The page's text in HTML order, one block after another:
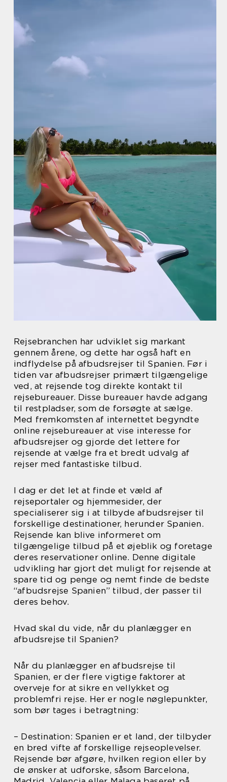
Rejsebranchen har udviklet sig markant
gennem årene, og dette har også haft en
indflydelse på afbudsrejser til Spanien. Før i
tiden var afbudsrejser primært tilgængelige
ved, at rejsende tog direkte kontakt til
rejsebureauer. Disse bureauer havde adgang
til restpladser, som de forsøgte at sælge.
Med fremkomsten af internettet begyndte
online rejsebureauer at vise interesse for
afbudsrejser og gjorde det lettere for
rejsende at vælge fra et bredt udvalg af
rejser med fantastiske tilbud.
I dag er det let at finde et væld af
rejseportaler og hjemmesider, der
specialiserer sig i at tilbyde afbudsrejser til
forskellige destinationer, herunder Spanien.
Rejsende kan blive informeret om
tilgængelige tilbud på et øjeblik og foretage
deres reservationer online. Denne digitale
udvikling har gjort det muligt for rejsende at
spare tid og penge og nemt finde de bedste
“afbudsrejse Spanien” tilbud, der passer til
deres behov.
Hvad skal du vide, når du planlægger en
afbudsrejse til Spanien?
Når du planlægger en afbudsrejse til
Spanien, er der flere vigtige faktorer at
overveje for at sikre en vellykket og
problemfri rejse. Her er nogle nøglepunkter,
som bør tages i betragtning:
– Destination: Spanien er et land, der tilbyder
en bred vifte af forskellige rejseoplevelser.
Rejsende bør afgøre, hvilken region eller by
de ønsker at udforske, såsom Barcelona,